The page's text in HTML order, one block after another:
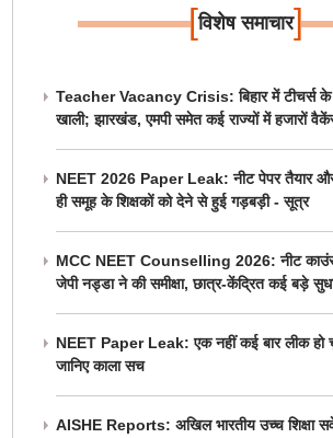
[विशेष समाचार]
Teacher Vacancy Crisis: बिहार में टीचर्स
खाली; झारखंड, एमपी समेत कई राज्यों में हजारों
NEET 2026 Paper Leak: नीट पेपर तैयार
ही समूह के शिक्षकों को देने से हुई गड़बड़ी - सूत्र
MCC NEET Counselling 2026: नीट
जेपी नड्डा ने की समीक्षा, छात्र-केंद्रित कई बड़े
NEET Paper Leak: एक नहीं कई बार लीक हो
जानिए काला सच
AISHE Reports: अखिल भारतीय उच्च शिक्षा